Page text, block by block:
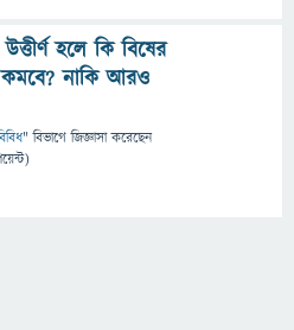
হলে কি বিষের
কমবে? নাকি আরও
" বিভাগে জিজ্ঞাসাকরেছেন